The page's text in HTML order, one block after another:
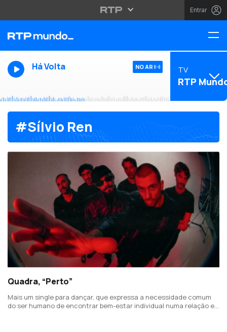
Entrar
Há Volta NO AR TV
RTP
#Sílvio Ren
Quadra, “Perto”
Mais um single para dançar, que expressa a necessidade comum
do ser humano de encontrar bem-estar individual numa relação e